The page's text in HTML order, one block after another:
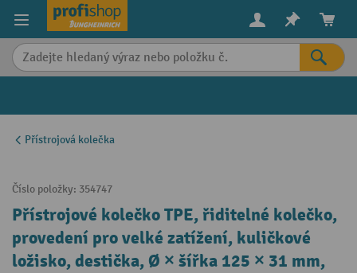
content
Přístrojová kolečka
Číslo položky: 354747
Přístrojové kolečko TPE, řiditelné kolečko,
provedení pro velké zatížení, kuličkové
ložisko, destička, Ø × šířka 125 × 31 mm,